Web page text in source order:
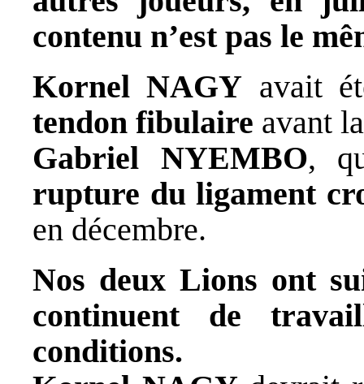
contenu n’est pas le
Kornel NAGY avait
tendon fibulaire avant
Gabriel NYEMBO,
rupture du ligament
en décembre.
Nos deux Lions ont
continuent de
conditions.